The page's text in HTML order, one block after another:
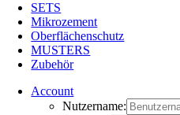
SETS
Mikrozement
Oberflächenschutz
MUSTERS
Zubehör
Account
Nutzername: